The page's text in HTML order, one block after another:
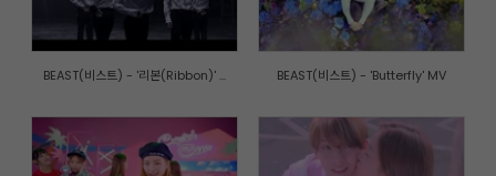
BEAST(비스트) - '리본(Ribbon)' ... BEAST(비스트) - 'Butterfly' MV